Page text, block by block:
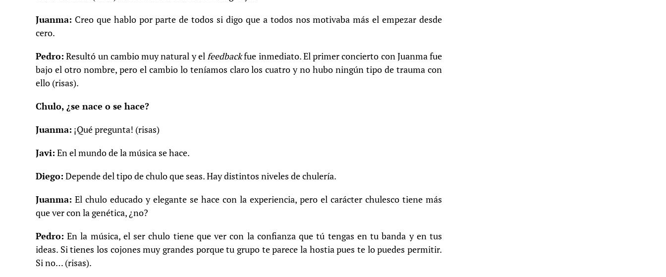
Juanma: Creo que hablo por parte de todos si digo que a todos nos motivaba más el empezar desde
cero.
Pedro: Resultó un cambio muy natural y elfeedbackfue inmediato. El primer concierto con Juanma fue
bajo el otro nombre, pero el cambio lo teníamos claro los cuatro y no hubo ningún tipo de trauma con
ello (risas).
Chulo, ¿se nace o se hace?
Juanma: ¡Qué pregunta! (risas)
Javi: En el mundo de la música se hace.
Diego: Depende del tipo de chulo que seas. Hay distintos niveles de chulería.
Juanma: El chulo educado y elegante se hace con la experiencia, pero el carácter chulesco tiene más
que ver con la genética, ¿no?
Pedro: En la música, el ser chulo tiene que ver con la confianza que tú tengas en tu banda y en tus
ideas. Si tienes los cojones muy grandes porque tu grupo te parece la hostia pues te lo puedes permitir.
Si no… (risas).